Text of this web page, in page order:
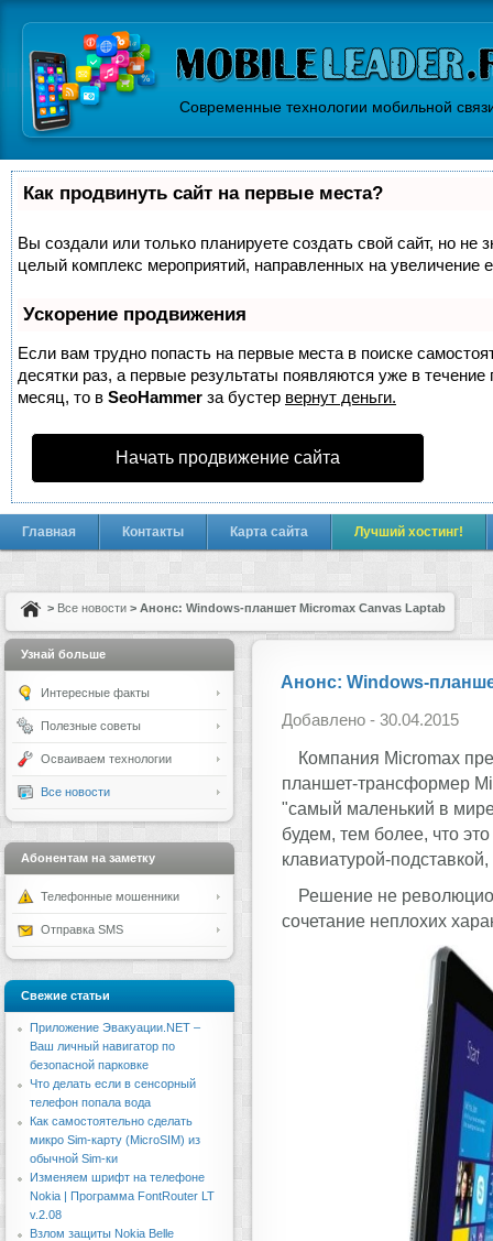
Современные технологии мобильной
Как продвинуть сайт на первые места?
Вы создали или только планируете создать свой сайт, но не
целый комплекс мероприятий, направленных на увеличение
Ускорение продвижения
Если вам трудно попасть на первые места в поиске
десятки раз, а первые результаты появляются уже в
месяц, то в SeoHammer за бустер вернут деньги.
Начать продвижение сайта
Главная Контакты Карта сайта Лучший хостинг!
> Все новости > Анонс: Windows-планшет Micromax Canvas Laptab
Анонс: Windows-
Добавлено - 30.04.2015
Компания Micromax
планшет-трансформер
"самый маленький в
будем, тем более, что
клавиатурой-
Решение не
сочетание неплохих
Узнай больше
Интересные факты
Полезные советы
Осваиваем технологии
Все новости
Абонентам на заметку
Телефонные мошенники
Отправка SMS
Свежие статьи
Приложение Эвакуации.NET –
Ваш личный навигатор по
безопасной парковке
Что делать если в сенсорный
телефон попала вода
Как самостоятельно сделать
микро Sim-карту (MicroSIM) из
обычной Sim-ки
Изменяем шрифт на телефоне
Nokia | Программа FontRouter LT
v.2.08
Взлом защиты Nokia Belle